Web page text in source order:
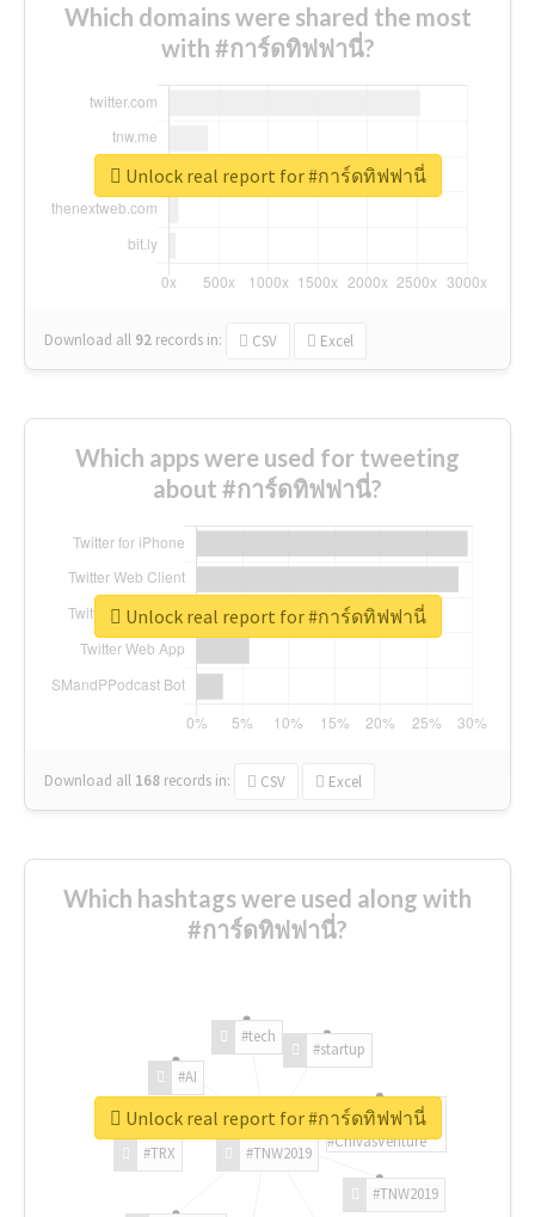
Which domains were shared the most
with #การ์ดทิฟฟานี่?
Download all 92 records in: CSV Excel
Unlock real report for #การ์ดทิฟฟานี่
Which apps were used for tweeting
about #การ์ดทิฟฟานี่?
Download all 168 records in: CSV Excel
Unlock real report for #การ์ดทิฟฟานี่
Which hashtags were used along with
#การ์ดทิฟฟานี่?
#TNW2019
#TNW2019
#TRX
#AI
#tech
#startup
#ChivasVenture
Unlock real report for #การ์ดทิฟฟานี่